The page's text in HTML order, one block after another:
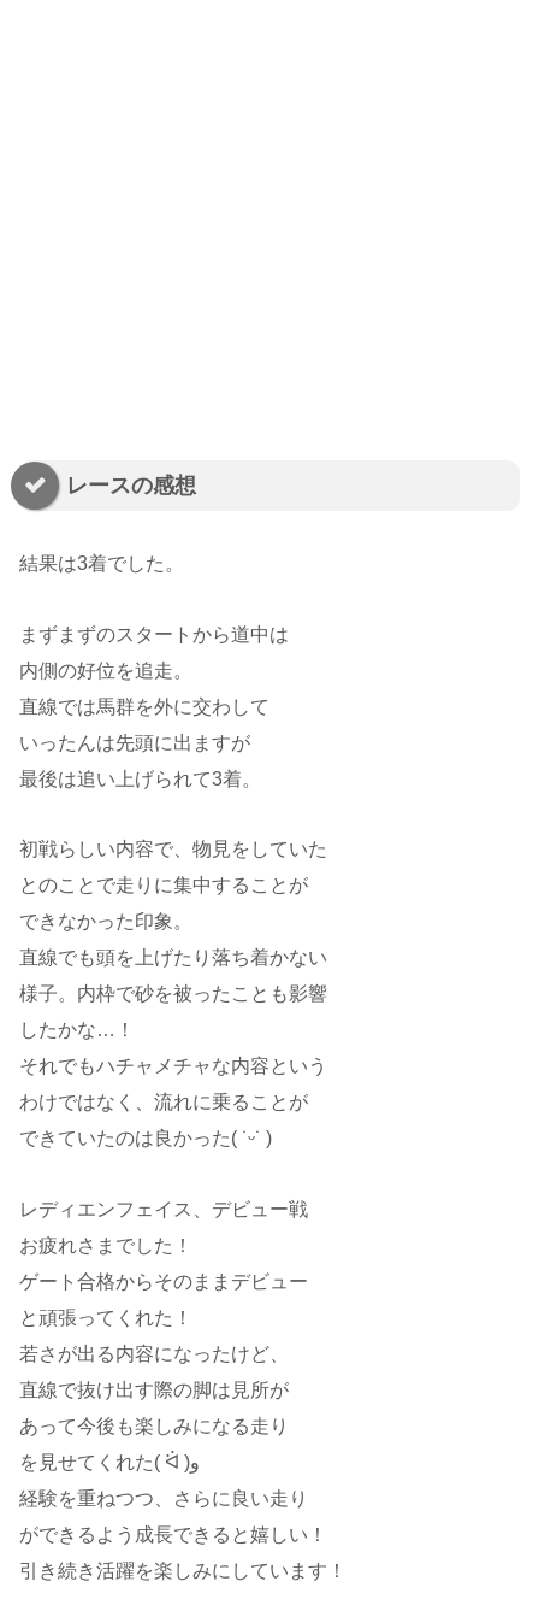
レースの感想
結果は3着でした。
まずまずのスタートから道中は
内側の好位を追走。
直線では馬群を外に交わして
いったんは先頭に出ますが
最後は追い上げられて3着。
初戦らしい内容で、物見をしていた
とのことで走りに集中することが
できなかった印象。
直線でも頭を上げたり落ち着かない
様子。内枠で砂を被ったことも影響
したかな…！
それでもハチャメチャな内容という
わけではなく、流れに乗ることが
できていたのは良かった( ˙ᵕ​˙ )
レディエンフェイス、デビュー戦
お疲れさまでした！
ゲート合格からそのままデビュー
と頑張ってくれた！
若さが出る内容になったけど、
直線で抜け出す際の脚は見所が
あって今後も楽しみになる走り
を見せてくれた( ᐛ )و
経験を重ねつつ、さらに良い走り
ができるよう成長できると嬉しい！
引き続き活躍を楽しみにしています！